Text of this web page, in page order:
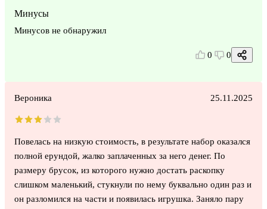
Минусы
Минусов не обнаружил
0 0
Вероника 25.11.2025
Повелась на низкую стоимость, в результате набор оказался
полной ерундой, жалко заплаченных за него денег. По
размеру брусок, из которого нужно достать раскопку
слишком маленький, стукнули по нему буквально один раз и
он разломился на части и появилась игрушка. Заняло пару